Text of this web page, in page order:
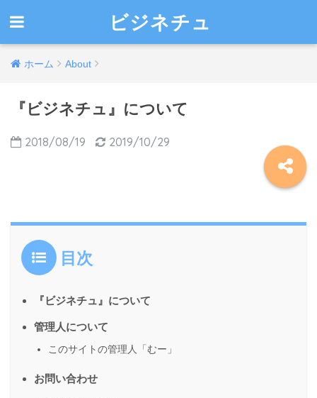
ビジネチュ
ホーム About
『ビジネチュ』について
2018/08/19 2019/10/29
目次
『ビジネチュ』について
管理人について
このサイトの管理人「むー」
お問い合わせ